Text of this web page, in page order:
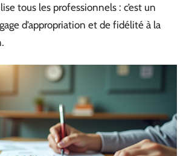
tous les professionnels : c’est un
d’appropriation et de fidélité à la